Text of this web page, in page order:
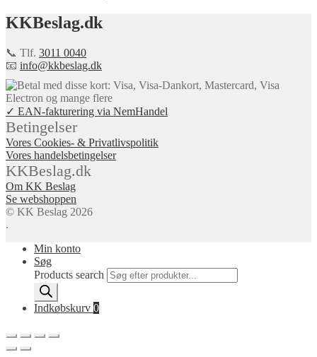
KKBeslag.dk
📞 Tlf. 3011 0040
📧 info@kkbeslag.dk
✓ EAN-fakturering via NemHandel
Betingelser
Vores Cookies- & Privatlivspolitik
Vores handelsbetingelser
KKBeslag.dk
Om KK Beslag
Se webshoppen
© KK Beslag 2026
.
Min konto
Søg
Products search
Indkøbskurv 0